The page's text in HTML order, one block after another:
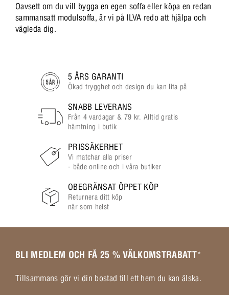
Oavsett om du vill bygga en egen soffa eller köpa en redan
sammansatt modulsoffa, är vi på ILVA redo att hjälpa och
vägleda dig.
5 ÅRS GARANTI
Ökad trygghet och design du kan lita på
SNABB LEVERANS
Från 4 vardagar & 79 kr. Alltid gratis
hämtning i butik
PRISSÄKERHET
Vi matchar alla priser
- både online och i våra butiker
OBEGRÄNSAT ÖPPET KÖP
Returnera ditt köp
när som helst
BLI MEDLEM OCH FÅ 25 % VÄLKOMSTRABATT*
Tillsammans gör vi din bostad till ett hem du kan älska.